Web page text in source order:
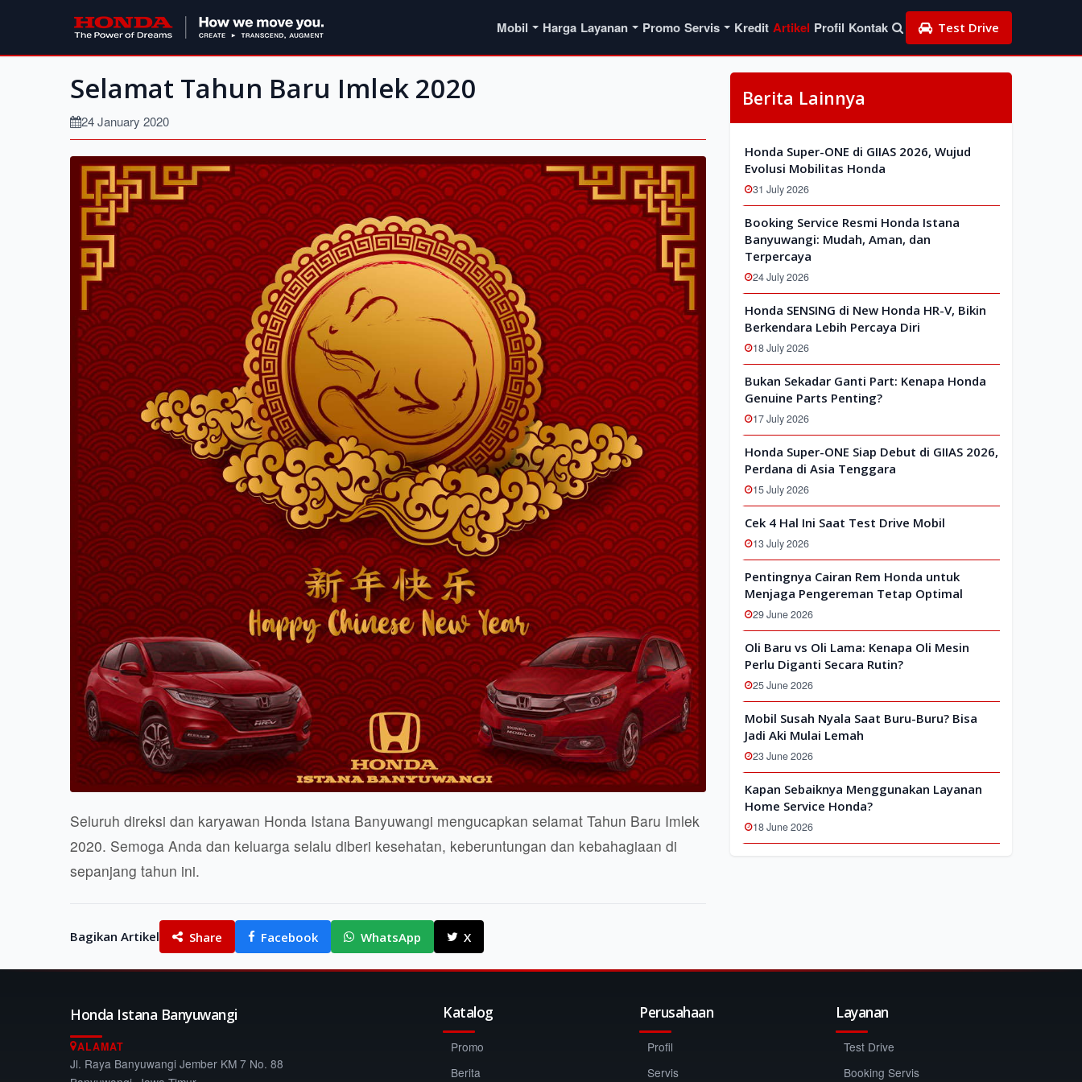
Mobil Harga Layanan Promo Servis Kredit Artikel Profil Kontak Test Drive
Selamat Tahun Baru Imlek 2020
24 January 2020
Seluruh direksi dan karyawan Honda Istana Banyuwangi mengucapkan selamat Tahun Baru Imlek
2020. Semoga Anda dan keluarga selalu diberi kesehatan, keberuntungan dan kebahagiaan di
sepanjang tahun ini.
Bagikan Artikel Share Facebook WhatsApp X
Berita Lainnya
Honda Super-ONE di GIIAS 2026, Wujud
Evolusi Mobilitas Honda
31 July 2026
Booking Service Resmi Honda Istana
Banyuwangi: Mudah, Aman, dan
Terpercaya
24 July 2026
Honda SENSING di New Honda HR-V, Bikin
Berkendara Lebih Percaya Diri
18 July 2026
Bukan Sekadar Ganti Part: Kenapa Honda
Genuine Parts Penting?
17 July 2026
Honda Super-ONE Siap Debut di GIIAS 2026,
Perdana di Asia Tenggara
15 July 2026
Cek 4 Hal Ini Saat Test Drive Mobil
13 July 2026
Pentingnya Cairan Rem Honda untuk
Menjaga Pengereman Tetap Optimal
29 June 2026
Oli Baru vs Oli Lama: Kenapa Oli Mesin
Perlu Diganti Secara Rutin?
25 June 2026
Mobil Susah Nyala Saat Buru-Buru? Bisa
Jadi Aki Mulai Lemah
23 June 2026
Kapan Sebaiknya Menggunakan Layanan
Home Service Honda?
18 June 2026
Honda Istana Banyuwangi
ALAMAT
Jl. Raya Banyuwangi Jember KM 7 No. 88
Katalog
Promo
Berita
Perusahaan
Profil
Servis
Layanan
Test Drive
Booking Servis